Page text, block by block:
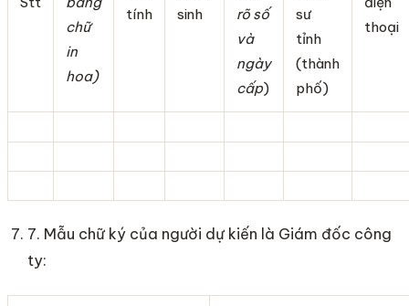
chữ
in
hoa)
tính
sinh
rõ số
và
ngày
cấp)
sư
tỉnh
(thành
phố)
thoại
7. Mẫu chữ ký của người dự kiến là Giám đốc công
ty: